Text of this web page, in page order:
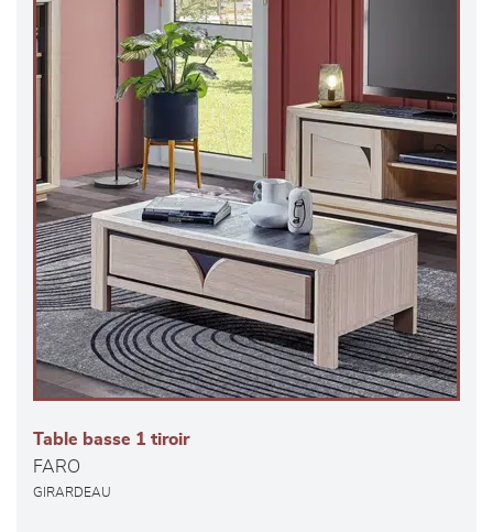
Table basse 1 tiroir
FARO
GIRARDEAU